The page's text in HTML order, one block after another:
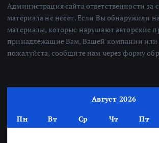
Администрация сайта ответственности за
материала не несет. Если Вы обнаружили
материалы, которые нарушают авторские
принадлежащие Вам, Вашей компании или
пожалуйста, сообщите нам через форму
Август 2026
Пн Вт Ср Чт Пт